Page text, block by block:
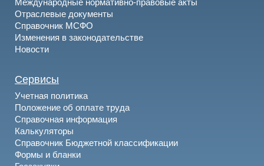
Международные нормативно-правовые акты
Отраслевые документы
Справочник МСФО
Изменения в законодательстве
Новости
Сервисы
Учетная политика
Положение об оплате труда
Справочная информация
Калькуляторы
Справочник Бюджетной классификации
Формы и бланки